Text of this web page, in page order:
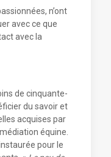
n’ont
avec ce que
avec la
de cinquante-
du savoir et
acquises par
équine.
pour le